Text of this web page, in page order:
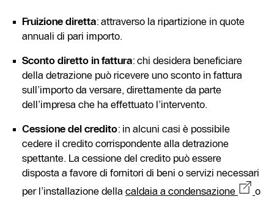
Fruizione diretta: attraverso la ripartizione in quote
annuali di pari importo.
Sconto diretto in fattura: chi desidera beneficiare
della detrazione può ricevere uno sconto in fattura
sull’importo da versare, direttamente da parte
dell’impresa che ha effettuato l’intervento.
Cessione del credito: in alcuni casi è possibile
cedere il credito corrispondente alla detrazione
spettante. La cessione del credito può essere
disposta a favore di fornitori di beni o servizi necessari
per l’installazione della caldaia a condensazione
o